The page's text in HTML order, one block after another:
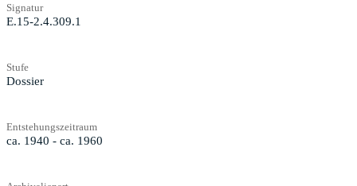
Signatur
E.15-2.4.309.1
Stufe
Dossier
Entstehungszeitraum
ca. 1940 - ca. 1960